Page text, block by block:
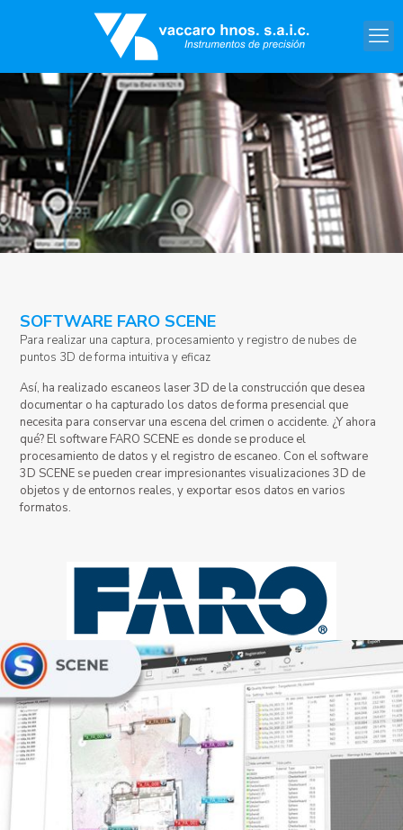
SOFTWARE FARO SCENE
Para realizar una captura, procesamiento y registro de nubes de
puntos 3D de forma intuitiva y eficaz
Así, ha realizado escaneos laser 3D de la construcción que desea
documentar o ha capturado los datos de forma presencial que
necesita para conservar una escena del crimen o accidente. ¿Y ahora
qué? El software FARO SCENE es donde se produce el
procesamiento de datos y el registro de escaneo. Con el software
3D SCENE se pueden crear impresionantes visualizaciones 3D de
objetos y de entornos reales, y exportar esos datos en varios
formatos.